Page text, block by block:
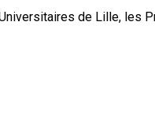
de Lille, les